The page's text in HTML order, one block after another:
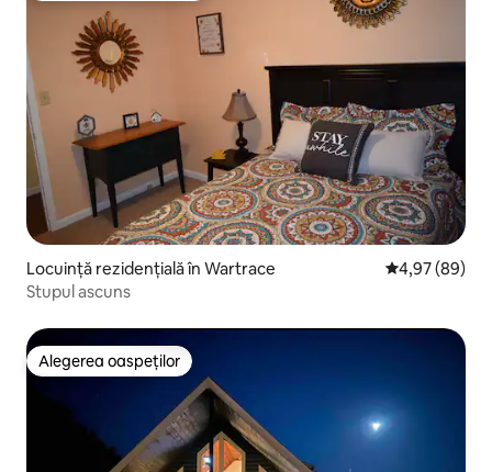
Locuință rezidențială în Wartrace Scor mediu
4,97 (89)
Stupul ascuns
Alegerea oaspeților
Alegerea oaspeților